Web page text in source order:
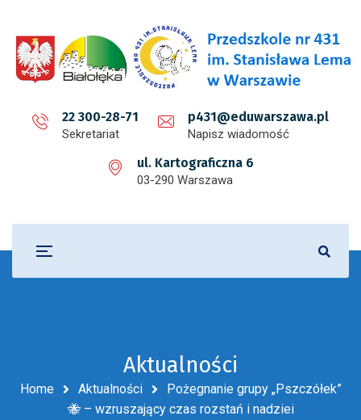
22 300-28-71
Sekretariat
p431@eduwarszawa.pl
Napisz wiadomość
ul. Kartograficzna 6
03-290 Warszawa
Aktualności
Home Aktualności
Pożegnanie grupy „Pszczółek”
🐝 – wzruszający czas rozstań i nadziei